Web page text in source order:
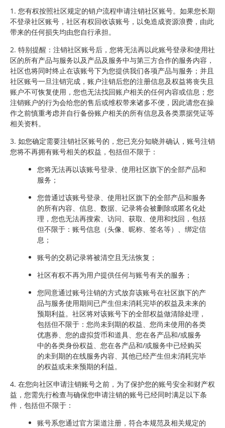
1. 您有权按照社区规定的销户流程申请注销社区账号。如果您长期
不登录社区账号，社区有权回收该账号，以免造成资源浪费，由此
带来的任何损失均由您自行承担。
2. 特别提醒：注销社区账号后，您将无法再以此账号登录和使用社
区的所有产品与服务以及产品及服务中与第三方合作的服务内容，
社区也将同时终止在该账号下为您提供我们各项产品与服务；并且
社区账号一旦注销完成，账户注销后您的注册信息及权益将丧失且
账户不可恢复使用，您也无法找回账户相关的任何内容或信息；您
注销账户的行为会给您的售后或维权带来诸多不便，因此请您在操
作之前慎重考虑并自行备份账户相关的所有信息及各类票据凭证等
相关资料。
3. 如您确定需要注销社区账号的，您已充分知晓并确认，账号注销
您将不再拥有账号相关的权益，包括但不限于：
您将无法再以该账号登录、使用社区旗下的全部产品和
服务；
您曾通过该账号登录、使用社区旗下的全部产品和服务
的所有内容、信息、数据、记录将会被删除或匿名化处
理，您也无法再搜索、访问、获取、使用和找回，包括
但不限于：账号信息（头像、昵称、签名等）、绑定信
息；
账号的交易记录将被清空且无法恢复；
社区有权不再为用户提供任何与账号有关的服务；
您同意通过账号注销的方式放弃该账号在社区旗下的产
品与服务使用期间已产生但未消耗完毕的权益及未来的
预期利益。社区将对该账号下的全部权益做清除处理，
包括但不限于：您尚未到期的权益、您尚未使用的各类
优惠券、您的虚拟货币和道具、您在各产品和/或服务
中的各类身份权益、您在各产品和/或服务中已经购买
的未到期的在线服务内容、其他已经产生但未消耗完毕
的权益或未来预期的利益。
4. 在您向社区申请注销账号之前，为了保护您的账号安全和财产权
益，您需先行检查与确保您申请注销的账号已经同时满足以下条
件，包括但不限于：
账号系您通过官方渠道注册，符合本规范及相关规定的